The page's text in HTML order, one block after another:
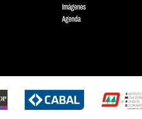
Imágenes
Agenda